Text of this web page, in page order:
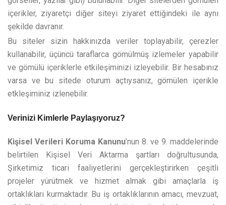
içerikler, ziyaretçi diğer siteyi ziyaret ettiğindeki ile aynı
şekilde davranır.
Bu siteler sizin hakkınızda veriler toplayabilir, çerezler
kullanabilir, üçüncü taraflarca gömülmüş izlemeler yapabilir
ve gömülü içeriklerle etkileşiminizi izleyebilir. Bir hesabınız
varsa ve bu sitede oturum açtıysanız, gömülen içerikle
etkleşiminiz izlenebilir.
Verinizi Kimlerle Paylaşıyoruz?
Kişisel Verileri Koruma Kanunu’nun 8. ve 9. maddelerinde
belirtilen Kişisel Veri Aktarma şartları doğrultusunda,
Şirketimiz ticari faaliyetlerini gerçekleştirirken çeşitli
projeler yürütmek ve hizmet almak gibi amaçlarla iş
ortaklıkları kurmaktadır. Bu iş ortaklıklarının amacı, mevzuat,